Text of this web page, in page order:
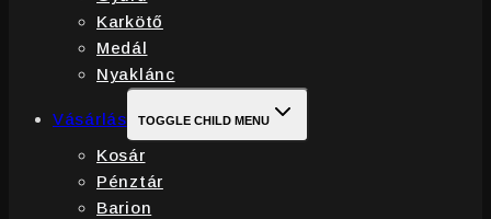
Karkötő
Medál
Nyaklánc
Vásárlás TOGGLE CHILD MENU
Kosár
Pénztár
Barion